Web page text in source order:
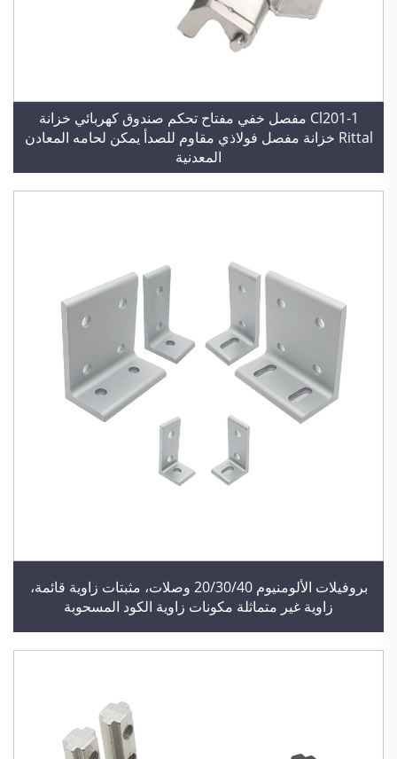
Cl201-1 مفصل خفي مفتاح تحكم صندوق كهربائي خزانة
Rittal خزانة مفصل فولاذي مقاوم للصدأ يمكن لحامه المعادن
المعدنية
بروفيلات الألومنيوم 20/30/40 وصلات، مثبتات زاوية قائمة،
زاوية غير متماثلة مكونات زاوية الكود المسحوبة